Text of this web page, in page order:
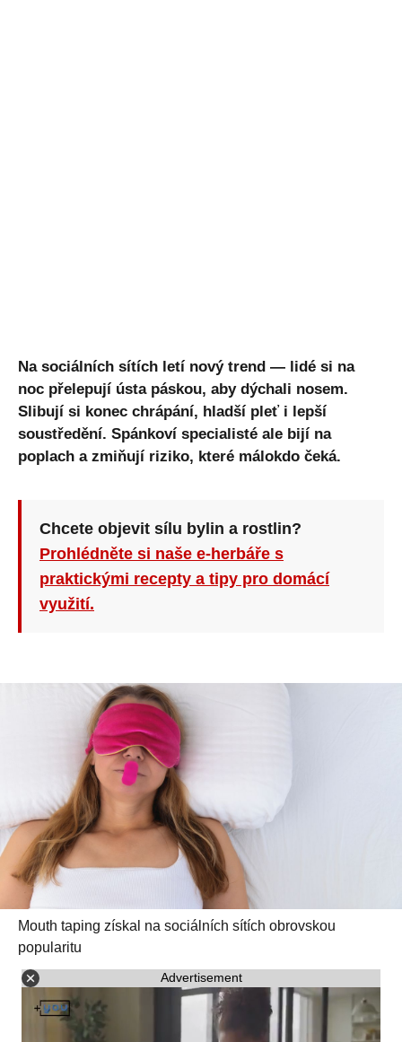
Na sociálních sítích letí nový trend — lidé si na
noc přelepují ústa páskou, aby dýchali nosem.
Slibují si konec chrápání, hladší pleť i lepší
soustředění. Spánkoví specialisté ale bijí na
poplach a zmiňují riziko, které málokdo čeká.
Chcete objevit sílu bylin a rostlin?
Prohlédněte si naše e-herbáře s
praktickými recepty a tipy pro domácí
využití.
Mouth taping získal na sociálních sítích obrovskou
popularitu
Advertisement